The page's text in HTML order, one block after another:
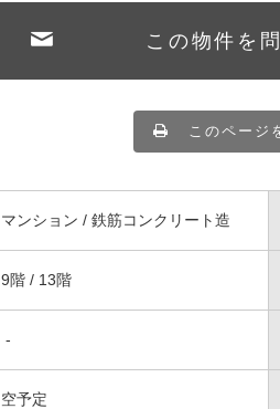
この物件を
このページ
マンション / 鉄筋コンクリート造
9階 / 13階
-
空予定